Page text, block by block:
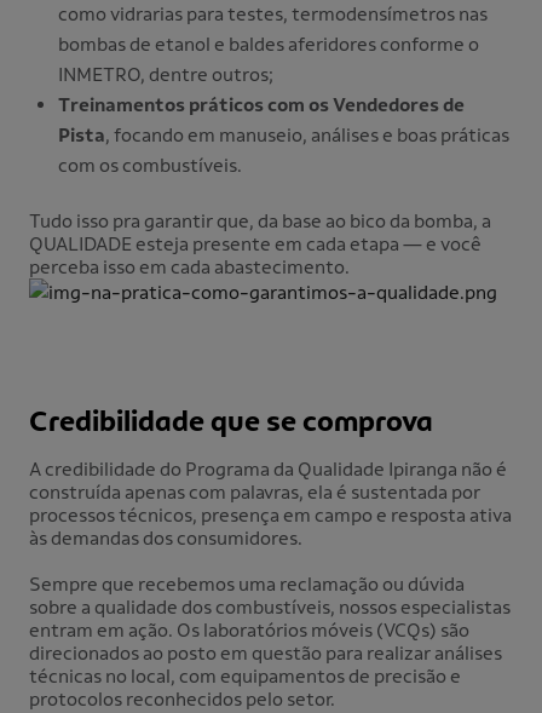
como vidrarias para testes, termodensímetros nas
bombas de etanol e baldes aferidores conforme o
INMETRO, dentre outros;
Treinamentos práticos com os Vendedores de
Pista, focando em manuseio, análises e boas práticas
com os combustíveis.
Tudo isso pra garantir que, da base ao bico da bomba, a
QUALIDADE esteja presente em cada etapa — e você
perceba isso em cada abastecimento.
Credibilidade que se comprova
A credibilidade do Programa da Qualidade Ipiranga não é
construída apenas com palavras, ela é sustentada por
processos técnicos, presença em campo e resposta ativa
às demandas dos consumidores.
Sempre que recebemos uma reclamação ou dúvida
sobre a qualidade dos combustíveis, nossos especialistas
entram em ação. Os laboratórios móveis (VCQs) são
direcionados ao posto em questão para realizar análises
técnicas no local, com equipamentos de precisão e
protocolos reconhecidos pelo setor.